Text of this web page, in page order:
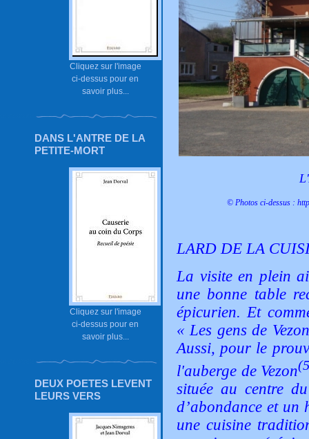
Cliquez sur l'image
ci-dessus pour en
savoir plus...
DANS L'ANTRE DE LA
PETITE-MORT
Cliquez sur l'image
ci-dessus pour en
savoir plus...
DEUX POETES LEVENT
LEURS VERS
© Photos ci-dessus :
LARD DE LA
La visite en plein
une bonne table
épicurien. Et
«Les gens de
Aussi, pour le
l'auberge de Vezon
située au centre
d’abondance et un
une cuisine